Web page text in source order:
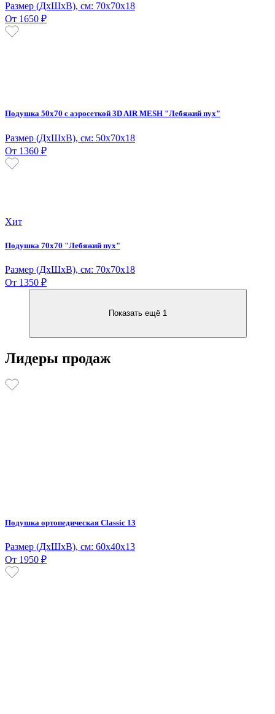
Размер (ДxШхВ), см: 70х70х18
От 1650 ₽
Подушка 50х70 с аэросеткой 3D AIR MESH "Лебяжий пух"
Размер (ДxШхВ), см: 50х70х18
От 1360 ₽
Хит
Подушка 70х70 "Лебяжий пух"
Размер (ДxШхВ), см: 70х70х18
От 1350 ₽
Показать ещё 1
Лидеры продаж
Подушка ортопедическая Classic 13
Размер (ДxШхВ), см: 60x40х13
От 1950 ₽